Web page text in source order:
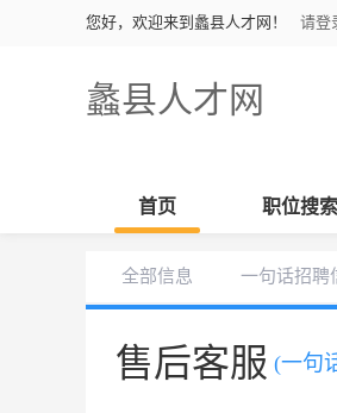
您好，欢迎来到蠡县人才网！ 请登
蠡县人才网
首页 职位搜索
全部信息 一句话招聘
售后客服 (一句